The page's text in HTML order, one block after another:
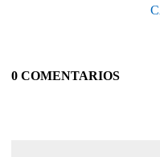
0 COMENTARIOS